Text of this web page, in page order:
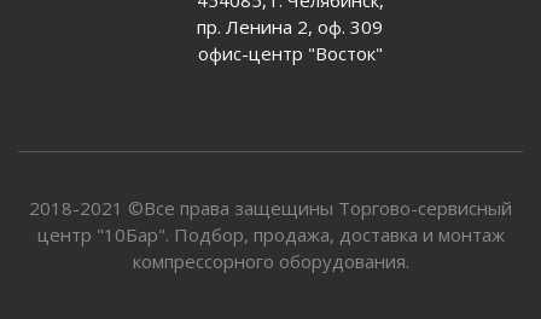
пр. Ленина 2, оф. 309
офис-центр "Восток"
2018-2021 ©Все права защещины Торгово-сервисный
центр "10Бар". Подбор, продажа, доставка и монтаж
компрессорного оборудования.